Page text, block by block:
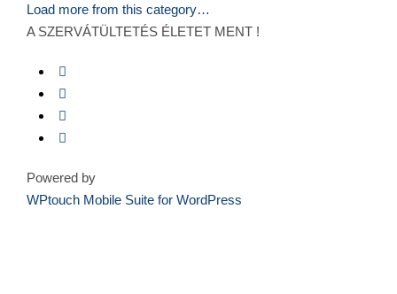
Load more from this category…
A SZERVÁTÜLTETÉS ÉLETET MENT !
Powered by
WPtouch Mobile Suite for WordPress